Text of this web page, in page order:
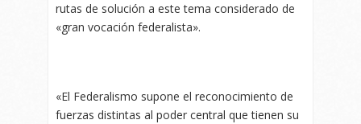
rutas de solución a este tema considerado de
«gran vocación federalista».
«El Federalismo supone el reconocimiento de
fuerzas distintas al poder central que tienen su